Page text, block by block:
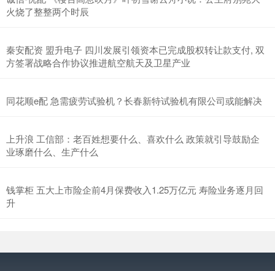
火烧了整整两个时辰
秦安配资 盟升电子 四川发展引领资本已完成股权转让款支付, 双
方签署战略合作协议推进航空航天及卫星产业
同花顺e配 急需疲劳试验机？长春新特试验机有限公司或能解决
上升浪 工信部：老百姓想要什么、喜欢什么 政策就引导鼓励企
业琢磨什么、生产什么
钱掌柜 五大上市险企前4月保费收入1.25万亿元 寿险业务逐月回
升